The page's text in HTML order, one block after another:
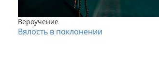
Вероучение
Вялость в поклонении